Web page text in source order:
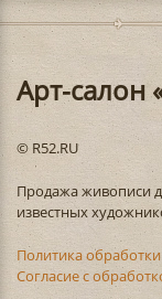
Арт-салон
© R52.RU
Продажа живописи
известных
Политика
Согласие с